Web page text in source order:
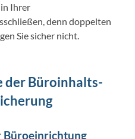
Ihrer
denn doppelten
Sie sicher nicht.
der Büroinhalts-
Büroeinrichtung